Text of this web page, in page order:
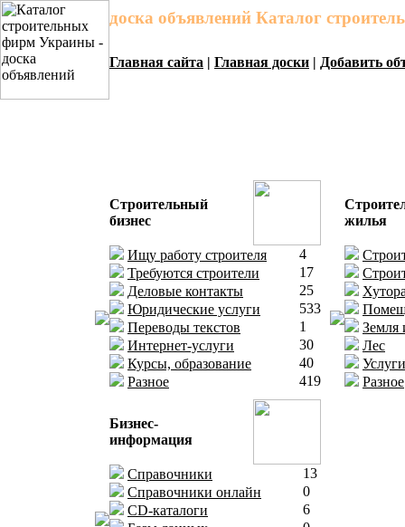
доска объявлений Каталог
Главная сайта | Главная доски | Добавить
Строительный
бизнес
Ищу работу строителя
4
Требуются строители
17
Деловые контакты
25
Юридические услуги
533
Переводы текстов
1
Интернет-услуги
30
Курсы, образование
40
Разное
419
жилья
Земля
Лес
Разное
Бизнес-
информация
Справочники
13
Справочники онлайн
0
CD-каталоги
6